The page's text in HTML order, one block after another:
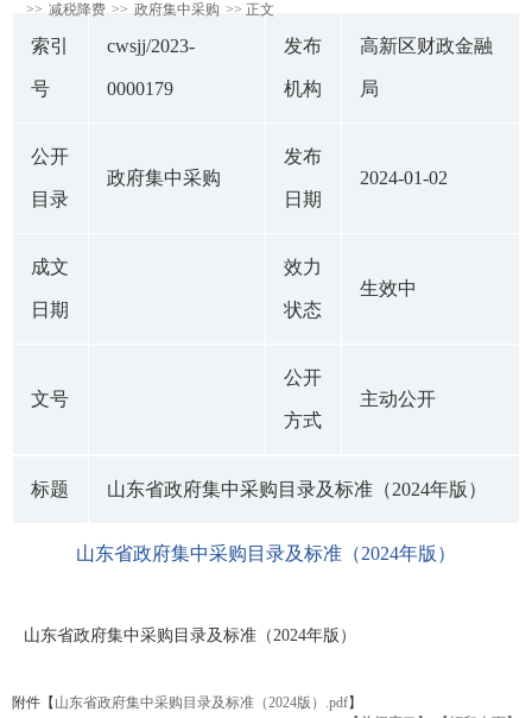
>> 减税降费 >> 政府集中采购 >> 正文
索引
号
cwsjj/2023-
0000179
发布
机构
高新区财政金融
局
公开
目录
政府集中采购
发布
日期
2024-01-02
成文
日期
效力
状态
生效中
文号
公开
方式
主动公开
标题 山东省政府集中采购目录及标准（2024年版）
山东省政府集中采购目录及标准（2024年版）
山东省政府集中采购目录及标准（2024年版）
附件【 山东省政府集中采购目录及标准（2024版）.pdf】